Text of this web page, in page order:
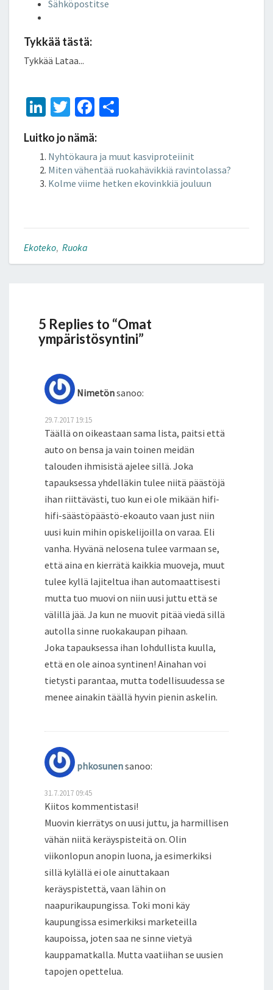
Sähköpostitse
Tykkää tästä:
Tykkää Lataa...
Li
ke
dI
n
T
tt
er
Fa
b
o
o
e
Luitko jo nämä:
Nyhtökaura ja muut kasviproteiinit
Miten vähentää ruokahävikkiä ravintolassa?
Kolme viime hetken ekovinkkiä jouluun
Ekoteko, Ruoka
5 Replies to “Omat
ympäristösyntini”
Nimetönsanoo:
29.7.2017 19:15
Täällä on oikeastaan sama lista, paitsi että
auto on bensa ja vain toinen meidän
talouden ihmisistä ajelee sillä. Joka
tapauksessa yhdelläkin tulee niitä päästöjä
ihan riittävästi, tuo kun ei ole mikään hifi-
hifi-säästöpäästö-ekoauto vaan just niin
uusi kuin mihin opiskelijoilla on varaa. Eli
vanha. Hyvänä nelosena tulee varmaan se,
että aina en kierrätä kaikkia muoveja, muut
tulee kyllä lajiteltua ihan automaattisesti
mutta tuo muovi on niin uusi juttu että se
välillä jää. Ja kun ne muovit pitää viedä sillä
autolla sinne ruokakaupan pihaan.
Joka tapauksessa ihan lohdullista kuulla,
että en ole ainoa syntinen! Ainahan voi
tietysti parantaa, mutta todellisuudessa se
menee ainakin täällä hyvin pienin askelin.
phkosunensanoo:
31.7.2017 09:45
Kiitos kommentistasi!
Muovin kierrätys on uusi juttu, ja harmillisen
vähän niitä keräyspisteitä on. Olin
viikonlopun anopin luona, ja esimerkiksi
sillä kylällä ei ole ainuttakaan
keräyspistettä, vaan lähin on
naapurikaupungissa. Toki moni käy
kaupungissa esimerkiksi marketeilla
kaupoissa, joten saa ne sinne vietyä
kauppamatkalla. Mutta vaatiihan se uusien
tapojen opettelua.